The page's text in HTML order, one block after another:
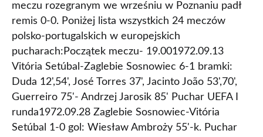
meczu rozegranym we wrześniu w Poznaniu padł
remis 0-0. Poniżej lista wszystkich 24 meczów
polsko-portugalskich w europejskich
pucharach:Początek meczu- 19.001972.09.13
Vitória Setúbal-Zaglebie Sosnowiec 6-1 bramki:
Duda 12',54', José Torres 37', Jacinto João 53',70',
Guerreiro 75'- Andrzej Jarosik 85' Puchar UEFA I
runda1972.09.28 Zaglebie Sosnowiec-Vitória
Setúbal 1-0 gol: Wiesław Ambroży 55'-k. Puchar